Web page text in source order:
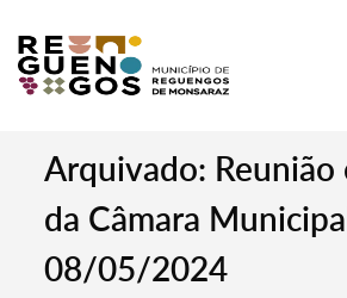
Arquivado: Reunião
da Câmara
08/05/2024